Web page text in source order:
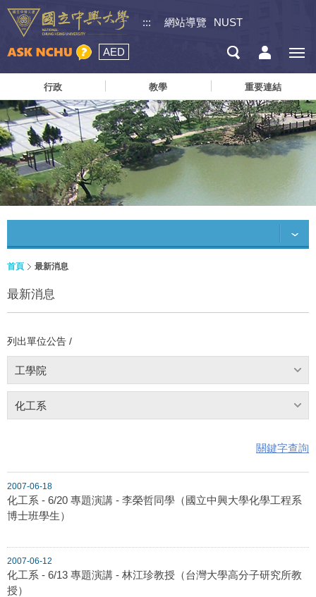
::: 網站導覽 NUST
AED
行政 教學 重要連結
首頁 最新消息
最新消息
列出單位公告 /
工學院
化工系
關鍵字查詢
2007-06-18
化工系 - 6/20 專題演講 - 李榮哲同學（國立中興大學化學工程系
博士班學生）
2007-06-12
化工系 - 6/13 專題演講 - 林江珍教授（台灣大學高分子研究所教
授）